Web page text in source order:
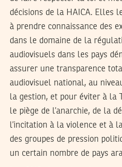
décisions de la HAICA. Elles
à prendre connaissance des
dans le domaine de la
audiovisuels dans les pays
assurer une transparence
audiovisuel national, au
la gestion, et pour éviter à la
le piège de l’anarchie, de la
l’incitation à la violence et à
des groupes de pression
un certain nombre de pays